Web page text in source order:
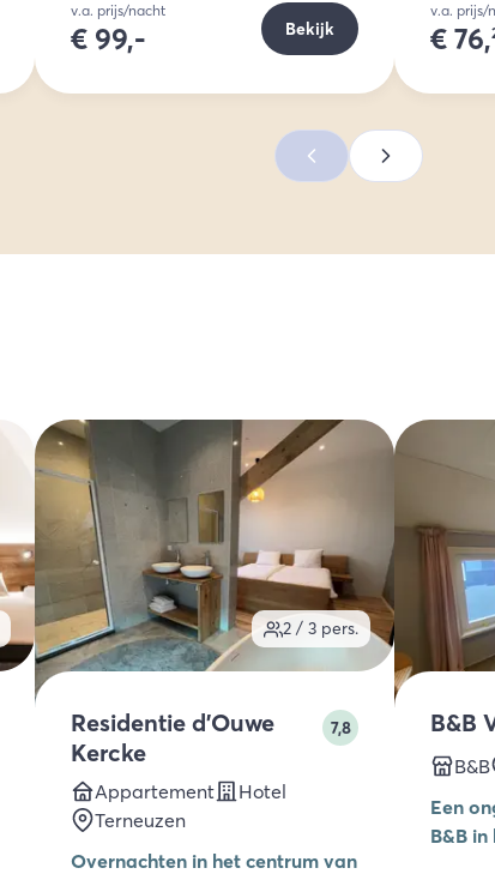
v.a. prijs/nacht
€ 99,- Bekijk
v.a. prijs/
€ 76,
2 / 3 pers.
Residentie d'Ouwe
Kercke
7,8
Appartement
Hotel
Terneuzen
Overnachten in het centrum van
B&B
B&B
Een
B&B